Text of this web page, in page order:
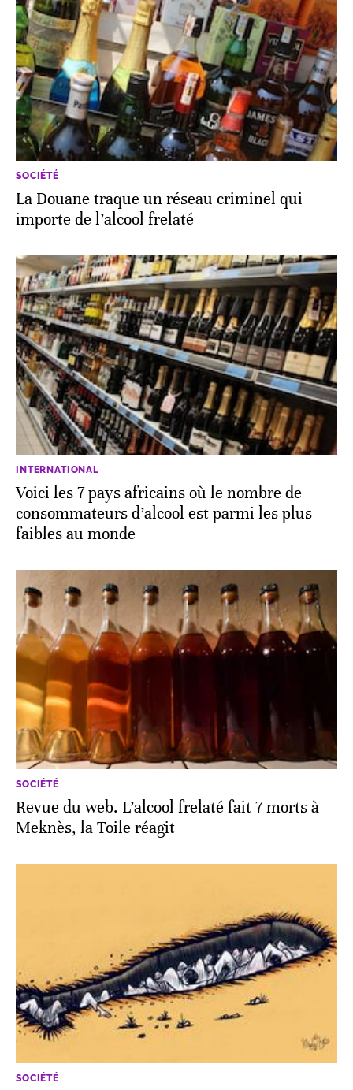
SOCIÉTÉ
La Douane traque un réseau criminel qui
importe de l’alcool frelaté
INTERNATIONAL
Voici les 7 pays africains où le nombre de
consommateurs d’alcool est parmi les plus
faibles au monde
SOCIÉTÉ
Revue du web. L’alcool frelaté fait 7 morts à
Meknès, la Toile réagit
SOCIÉTÉ